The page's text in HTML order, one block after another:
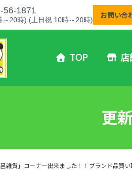
56-1871
～20時) (土日祝 10時～20時)
お問い合
TOP 店
更
雑貨」コーナー出来ました！！ブランド品買